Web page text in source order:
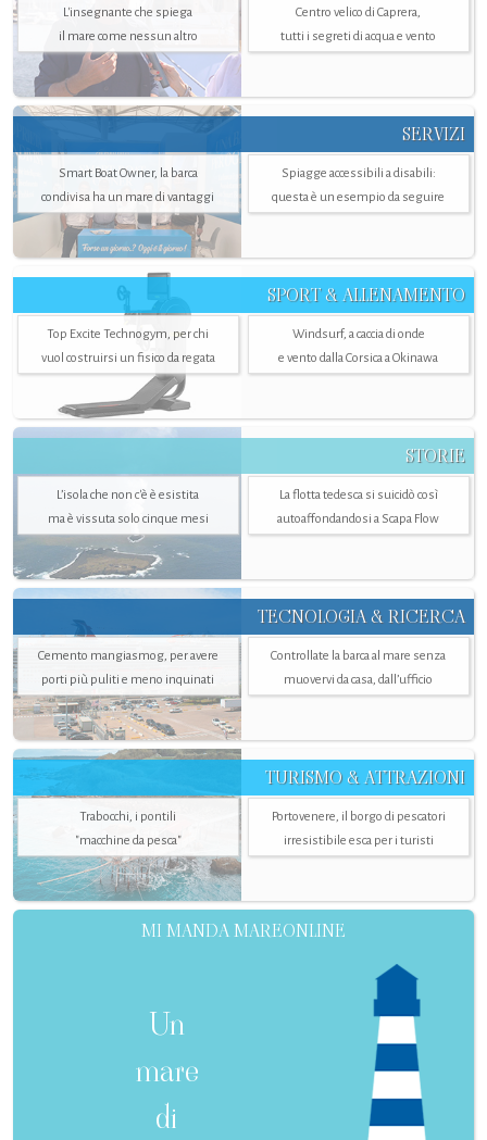
L'insegnante che spiega
il mare come nessun altro
Centro velico di Caprera,
tutti i segreti di acqua e vento
SERVIZI
Smart Boat Owner, la barca
condivisa ha un mare di vantaggi
Spiagge accessibili a disabili:
questa è un esempio da seguire
SPORT & ALLENAMENTO
Top Excite Technogym, per chi
vuol costruirsi un fisico da regata
Windsurf, a caccia di onde
e vento dalla Corsica a Okinawa
STORIE
L’isola che non c'è è esistita
ma è vissuta solo cinque mesi
La flotta tedesca si suicidò così
autoaffondandosi a Scapa Flow
TECNOLOGIA & RICERCA
Cemento mangiasmog, per avere
porti più puliti e meno inquinati
Controllate la barca al mare senza
muovervi da casa, dall’ufficio
TURISMO & ATTRAZIONI
Trabocchi, i pontili
"macchine da pesca"
Portovenere, il borgo di pescatori
irresistibile esca per i turisti
MI MANDA MAREONLINE
Un
mare
di